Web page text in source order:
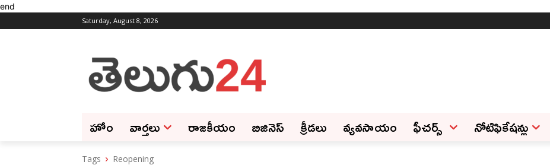
end
Saturday, August 8, 2026
హోం వార్తలు రాజకీయం బిజినెస్‌ క్రీడలు వ్యవసాయం ఫీచ‌ర్స్ ‌ నోటిఫికేషన్లు
Tags Reopening